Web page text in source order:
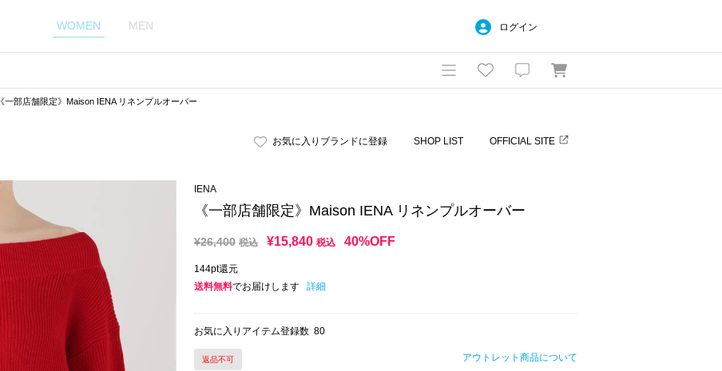
WOMEN MEN ログイン
《一部店舗限定》Maison IENA リネンプルオーバー
お気に入りブランドに登録 SHOP LIST OFFICIAL SITE
IENA
《一部店舗限定》Maison IENA リネンプルオーバー
¥26,400 税込 ¥15,840 税込 40%OFF
144pt還元
送料無料でお届けします 詳細
お気に入りアイテム登録数 80
返品不可 アウトレット商品について